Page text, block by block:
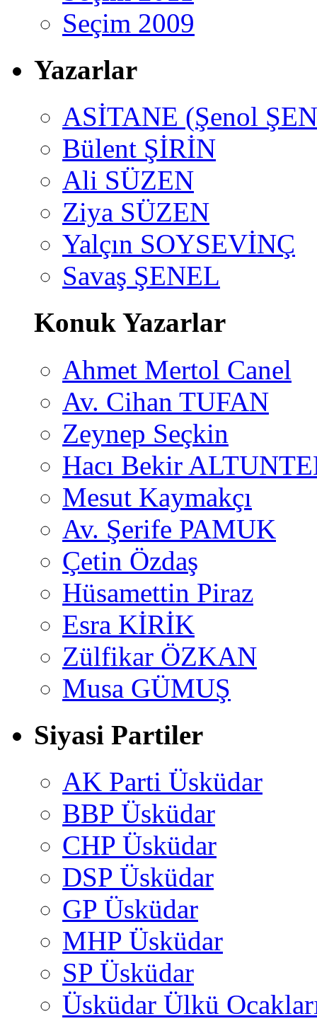
Seçim 2009
Yazarlar
ASİTANE (Şenol
Bülent ŞİRİN
Ali SÜZEN
Ziya SÜZEN
Yalçın SOYSEVİNÇ
Savaş ŞENEL
Konuk Yazarlar
Ahmet Mertol Canel
Av. Cihan TUFAN
Zeynep Seçkin
Hacı Bekir
Mesut Kaymakçı
Av. Şerife PAMUK
Çetin Özdaş
Hüsamettin Piraz
Esra KİRİK
Zülfikar ÖZKAN
Musa GÜMUŞ
Siyasi Partiler
AK Parti Üsküdar
BBP Üsküdar
CHP Üsküdar
DSP Üsküdar
GP Üsküdar
MHP Üsküdar
SP Üsküdar
Üsküdar Ülkü